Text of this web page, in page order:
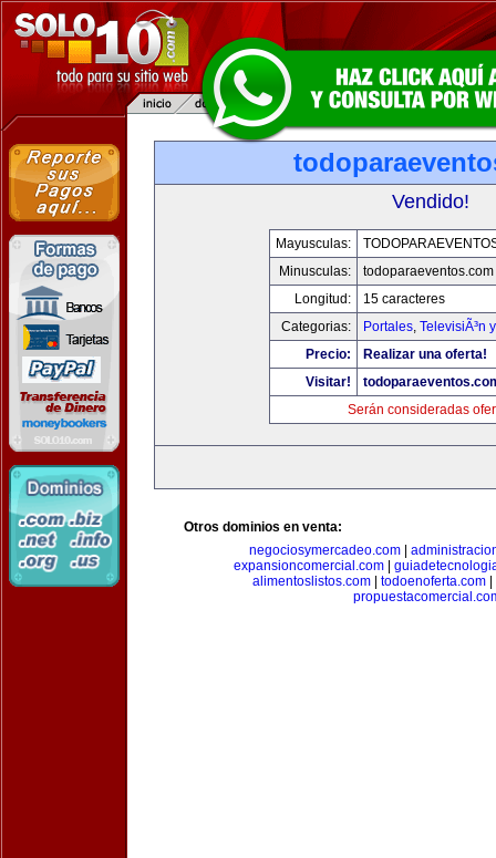
Vendido!
Mayusculas:
Minusculas:
todoparaeventos.com
Longitud:
15 caracteres
Categorias:
Portales, TelevisiÃ³n
Precio:
Realizar una oferta!
Visitar!
Serán consideradas
Otros dominios en venta:
negociosymercadeo.com|
expansioncomercial.com|
alimentoslistos.com| todoenoferta.com|